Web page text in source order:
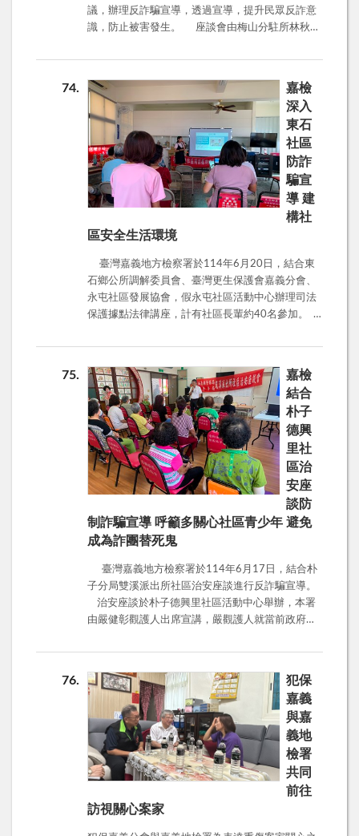
年上癮，等到你離不開毒品了，再把你抓去從事詐
騙、洗錢、販毒這些勾當。 所以啊，青少年朋友
念，把警覺心開到最大，堅決對詐騙毒品說
送你的青春，毀掉你的大好前程！
跟著不見，逼得走上絕路，實在遺憾。 詐騙投資
損失的都是老本，投資務必謹慎小心： 投資詐騙常
組中，創設不同角色輪番上陣，假造投資公司運作
假象。 2、假分析師誘導操作假投資網站。並提供
虛假獲利財報，誘使加碼進場。 3、假分析師謊稱
影響市場布局，指導隱藏提款目的，亦懂得感情勒
索，謊稱代墊投資款，要求還款。 4、延遲或無法
出金後，失聯。 防詐小撇步： 1、在LINE設定中，
取消「允許利用ID加入好友」。 2、名人或陌生人
主動加LINE或拉人入群，一定是詐騙。 3、聽見高
獲利、穩賺不賠，就是騙術！ 4、投資，卻要求
「面交」，一律報警處理。 5、有任何疑慮，請撥
打165諮詢。
議，辦理反詐騙宣導，透過宣導，提升民眾反詐意
識，防止被害發生。 座談會由梅山分駐所林秋源
與會宣導。林宗材主任表示，去年嘉義縣市詐騙共
有5,619件，被騙金額高達25億7千4百74萬餘元，
6月22日星期日一天，就被騙了443件，2億471.9
萬元，5月份總共騙了1萬6003件，87億2967.8萬
元，其中詐騙手法前五名依序為1.假投資、2.網路
購物、3.假買家騙賣家、4.假交友投資詐財、5.假交
友徵婚詐財。長期觀察，目前都是這幾類詐騙最
多，尤以投資詐騙金額最高，去年嘉義縣市詐騙金
額最高的為5千6百19萬元，就是詐騙投資。林主任
分享最近就有一名退休銀行襄理，他某天在抖音看
到關於投資股票的內容，發現對方分析、講解都十
群組，想要一起賺大錢，沒想到卻在短短幾週內被
騙光3156萬餘元。對此，林主任提醒，詐騙集團在
社群媒體上虛構投資專家身分，積極行銷投資專
業、提供LINE群組連結，誘使點擊並營造獲利假
受害者在APP虛構獲利，等到受害者想要提領資金
時，便拒絕出金、要求支付保證金，隨後馬上失
聯，不要相信LINE投資群組，不要使用來路不明的
投資APP，有任何疑慮，可撥打165諮詢。 此
外，民眾也容易受到Line遭盜用被詐騙的情形，詐
騙集團盜用LINE的犯罪手法： 【盜用步驟1】：先
入侵朋友A的FACEBOOK帳號或其他通訊軟體，以
朋友名義詢問您的電話號碼。 【盜用步驟2】：當
您提供電話號碼後，詐騙集團利用電腦「手機註冊
新帳號」輸入您提供的手機號碼，此時LINE會發一
封簡訊認證碼到您的手機。 【盜用步驟3】：歹徒
誆稱他的LINE重新登入，須請朋友代收驗證碼提供
給他，當你將簡訊中的四位數驗證碼提供後，歹徒
即成功盜用您的LINE，並廣發訊息向您的親朋好友
借錢。 因此，林主任提醒：LINE公司經由簡訊
所傳送的四位數認證碼為自身帳號密碼，如同任何
帳號密碼一樣重要，不應幫人代收並不可告知任何
驗證碼遭詐騙集團利用，詐騙集團即利用您手機號
的帳號將無法使用。另若接到親友傳LINE借錢或要
求代購遊戲點數，千萬別急著義氣相挺，務必直接
致電本人查證是否確有借錢情事，有任何疑問可撥
打反詐騙諮詢專線165查詢。
74
嘉檢
深入
東石
社區
防詐
騙宣
導 建
構社
區安全生活環境
臺灣嘉義地方檢察署於114年6月20日，結合東
石鄉公所調解委員會、臺灣更生保護會嘉義分會、
永屯社區發展協會，假永屯社區活動中心辦理司法
保護據點法律講座，計有社區長輩約40名參加。
觀護人針對現行常見的詐騙手法 ，特別是社會常發
生的投資詐騙、假檢警詐騙、假親友詐騙、假愛情
詐騙等。提醒長輩遇到不明來電，告知帳戶遭監
管、有穩賺不賠之賺錢機會、邀請加入投資群組、
要你猜猜我是誰等，都是詐騙圈套，千萬不要隨詐
騙話術操作。現場並透過問答的方式，與長輩互
動，進行雙向交流，以提升長輩對於陌生電話的防
詐意識，反應相當熱烈。 詐騙犯罪已嚴重破壞社
會秩序及互信，且詐騙手法層出不窮，老年人被詐
騙更是時有所聞，一輩子的積蓄瞬間蒸發，對人生
產生很大的衝擊。提醒長輩接到與錢有關的陌生電
話，務必提高警覺，千萬不要隨詐騙話術操作，應
冷靜以對，即時向165專線電話查證，避免被害。
並呼籲全民共同攜手一起反詐騙，並勇敢提出檢
舉，共同建構社會安全生活環境。
75
嘉檢
結合
朴子
德興
里社
區治
安座
談防
制詐騙宣導 呼籲多關心社區青少年 避免
成為詐團替死鬼
臺灣嘉義地方檢察署於114年6月17日，結合朴
子分局雙溪派出所社區治安座談進行反詐騙宣導。
治安座談於朴子德興里社區活動中心舉辦，本署
由嚴健彰觀護人出席宣講，嚴觀護人就當前政府防
明，並針對詐團組織分工、手法進行解析，投資詐
騙財損仍居高不下，提醒社區民眾投資理財需謹慎
小心，不要聽信網路投資分析師的飆股明牌，line投
資群組都是假的，穩賺不賠必定有詐，想要投資理
財務必循正規管道向金融機構洽詢，千萬不要隨便
將錢匯至陌生帳戶，看緊荷包。 另外，暑假即將
到來，希望大家多關心身邊的青少年朋友。詐騙集
團看準人性弱點，常以「輕鬆、簡單、快速賺錢」
為訴求，透過網咖、同儕吸收觀念偏差的青少年擔
任車手；或者在網路刊登徵才訊息，應徵取款專
76
犯保
嘉義
與嘉
義地
檢署
共同
前往
訪視關心案家